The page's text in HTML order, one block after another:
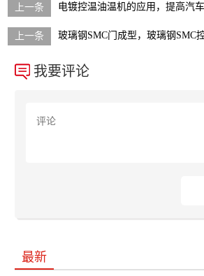
电镀控温油温机的应用，提高汽
玻璃钢SMC门成型，玻璃钢SMC
我要评论
最新